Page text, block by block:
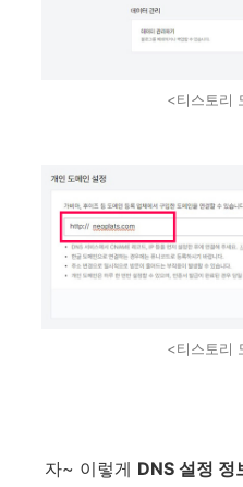
<티스토리
<티스토리
자~ 이렇게 DNS 설정 정